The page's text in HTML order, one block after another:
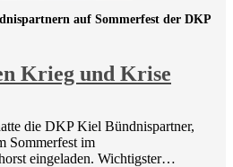
Krieg und Krise
auf Sommerfest der DKP
die DKP Kiel Bündnispartner,
Sommerfest im
eingeladen. Wichtigster…